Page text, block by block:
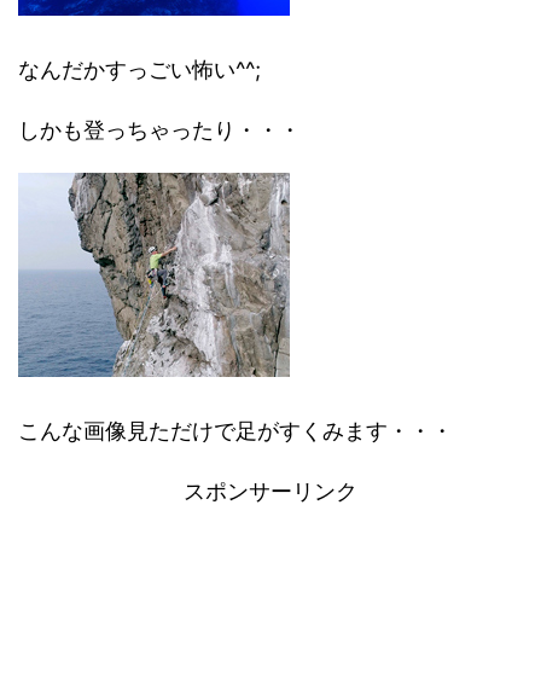
なんだかすっごい怖い^^;
しかも登っちゃったり・・・
こんな画像見ただけで足がすくみます・・・
スポンサーリンク